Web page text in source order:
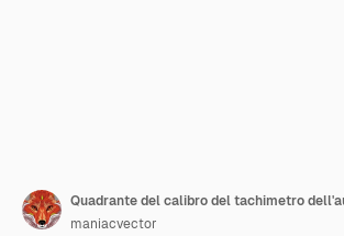
Quadrante del calibro del tachimetro
maniacvector